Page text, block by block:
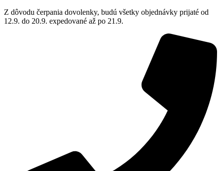
Z dôvodu čerpania dovolenky, budú všetky objednávky prijaté od
12.9. do 20.9. expedované až po 21.9.